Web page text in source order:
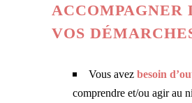
ACCOMPAGNER
VOS
Vous avez besoin
comprendre et/ou agir au